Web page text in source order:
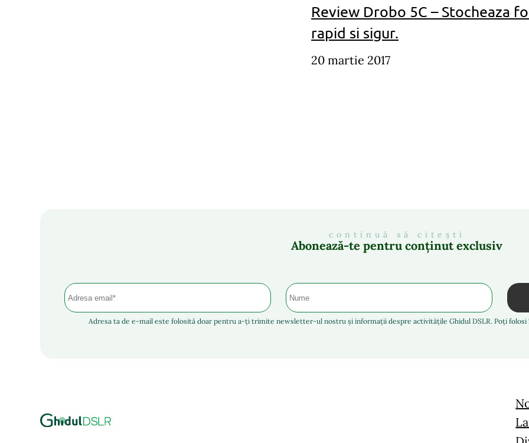
Review Drobo 5C – Stocheaza
rapid si sigur.
20 martie 2017
continuă să citești
Abonează-te pentru conținut exclusiv
Adresa ta de e-mail este folosită doar pentru a-ți trimite newsletter-ul nostru și informații despre activitățile Ghidul DSLR. Poți